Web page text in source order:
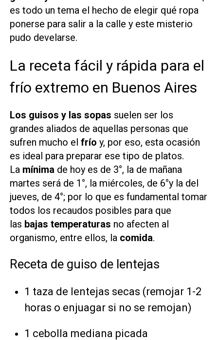
es todo un tema el hecho de elegir qué ropa
ponerse para salir a la calle y este misterio
pudo develarse.
La receta fácil y rápida para el
frío extremo en Buenos Aires
Los guisos y las sopas suelen ser los
grandes aliados de aquellas personas que
sufren mucho el frío y, por eso, esta ocasión
es ideal para preparar ese tipo de platos.
La mínima de hoy es de 3°, la de mañana
martes será de 1°, la miércoles, de 6°y la del
jueves, de 4°; por lo que es fundamental tomar
todos los recaudos posibles para que
las bajas temperaturas no afecten al
organismo, entre ellos, la comida.
Receta de guiso de lentejas
1 taza de lentejas secas (remojar 1-2
horas o enjuagar si no se remojan)
1 cebolla mediana picada